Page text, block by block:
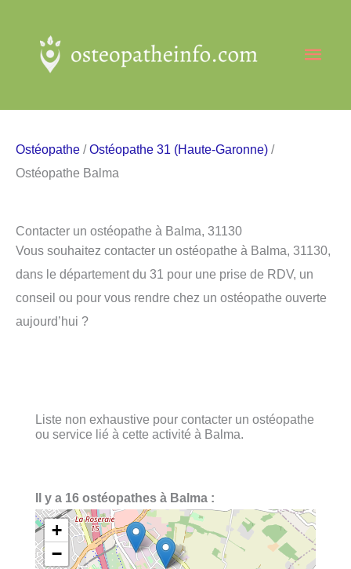
contenu
Ostéopathe /Ostéopathe 31 (Haute-Garonne) /
Ostéopathe Balma
Contacter un ostéopathe à Balma, 31130
Vous souhaitez contacter un ostéopathe à Balma, 31130,
dans le département du 31 pour une prise de RDV, un
conseil ou pour vous rendre chez un ostéopathe ouverte
aujourd’hui ?
Liste non exhaustive pour contacter un ostéopathe
ou service lié à cette activité à Balma.
Il y a 16 ostéopathes à Balma :
+
−